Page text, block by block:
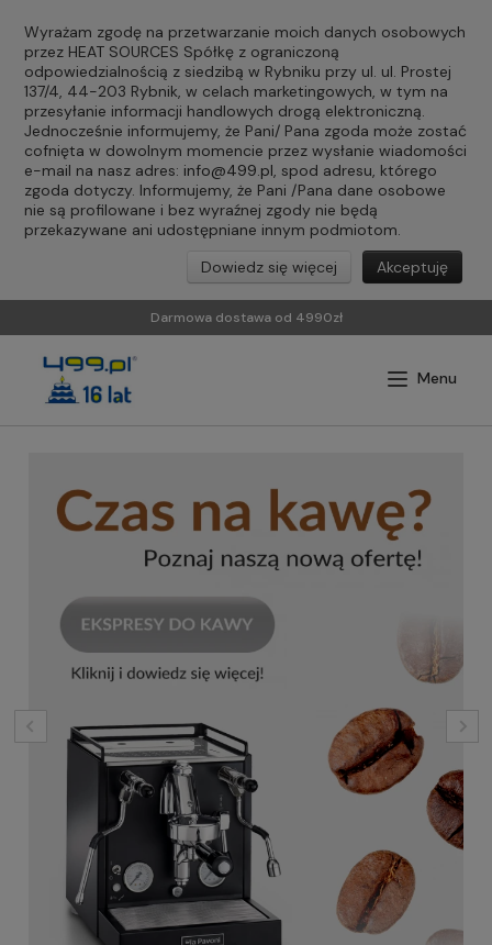
Wyrażam zgodę na przetwarzanie moich danych osobowych
przez HEAT SOURCES Spółkę z ograniczoną
odpowiedzialnością z siedzibą w Rybniku przy ul. ul. Prostej
137/4, 44-203 Rybnik, w celach marketingowych, w tym na
przesyłanie informacji handlowych drogą elektroniczną.
Jednocześnie informujemy, że Pani/ Pana zgoda może zostać
cofnięta w dowolnym momencie przez wysłanie wiadomości
e-mail na nasz adres: info@499.pl, spod adresu, którego
zgoda dotyczy. Informujemy, że Pani /Pana dane osobowe
nie są profilowane i bez wyraźnej zgody nie będą
przekazywane ani udostępniane innym podmiotom.
Akceptuję
Dowiedz się więcej
Darmowa dostawa od 4990zł